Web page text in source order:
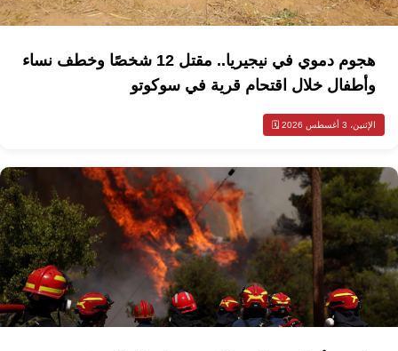
هجوم دموي في نيجيريا.. مقتل 12 شخصًا وخطف نساء
وأطفال خلال اقتحام قرية في سوكوتو
الإثنين، 3 أغسطس 2026 🗓️